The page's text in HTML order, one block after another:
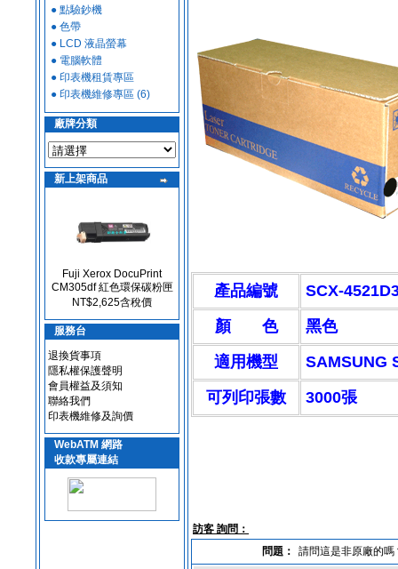
● 點驗鈔機
● 色帶
● LCD 液晶螢幕
● 電腦軟體
● 印表機租賃專區
● 印表機維修專區 (6)
廠牌分類
新上架商品
Fuji Xerox DocuPrint
CM305df 紅色環保碳粉匣
NT$2,625含稅價
服務台
退換貨事項
隱私權保護聲明
會員權益及須知
聯絡我們
印表機維修及詢價
WebATM 網路
收款專屬連結
產品編號
SCX-
顏 色
黑色
適用機型
SAMSUNG
可列印張數
3000張
訪客 詢問：
問題：
請問這是非原廠的